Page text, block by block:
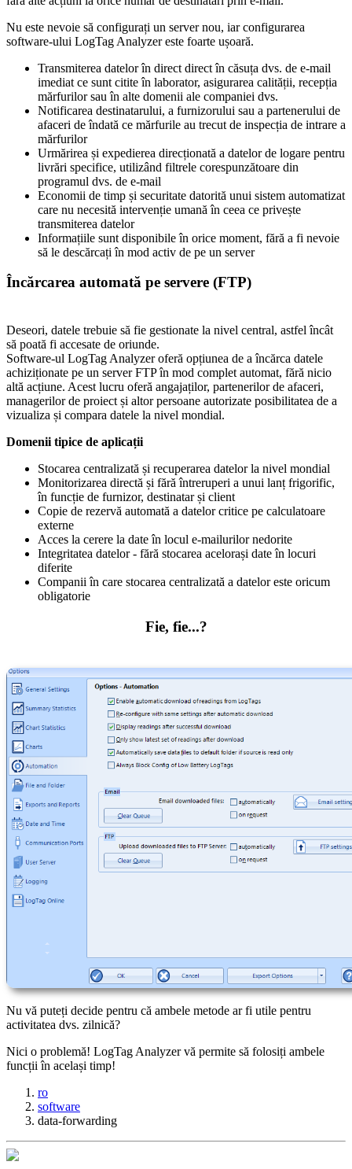
Nu este nevoie să configurați un server nou, iar configurarea
software-ului LogTag Analyzer este foarte ușoară.
Transmiterea datelor în direct direct în căsuța dvs. de e-mail
imediat ce sunt citite în laborator, asigurarea calității, recepția
mărfurilor sau în alte domenii ale companiei dvs.
Notificarea destinatarului, a furnizorului sau a partenerului de
afaceri de îndată ce mărfurile au trecut de inspecția de intrare a
mărfurilor
Urmărirea și expedierea direcționată a datelor de logare pentru
livrări specifice, utilizând filtrele corespunzătoare din
programul dvs. de e-mail
Economii de timp și securitate datorită unui sistem automatizat
care nu necesită intervenție umană în ceea ce privește
transmiterea datelor
Informațiile sunt disponibile în orice moment, fără a fi nevoie
să le descărcați în mod activ de pe un server
Încărcarea automată pe servere (FTP)
Deseori, datele trebuie să fie gestionate la nivel central, astfel încât
să poată fi accesate de oriunde.
Software-ul LogTag Analyzer oferă opțiunea de a încărca datele
achiziționate pe un server FTP în mod complet automat, fără nicio
altă acțiune. Acest lucru oferă angajaților, partenerilor de afaceri,
managerilor de proiect și altor persoane autorizate posibilitatea de a
vizualiza și compara datele la nivel mondial.
Domenii tipice de aplicații
Stocarea centralizată și recuperarea datelor la nivel mondial
Monitorizarea directă și fără întreruperi a unui lanț frigorific,
în funcție de furnizor, destinatar și client
Copie de rezervă automată a datelor critice pe calculatoare
externe
Acces la cerere la date în locul e-mailurilor nedorite
Integritatea datelor - fără stocarea acelorași date în locuri
diferite
Companii în care stocarea centralizată a datelor este oricum
obligatorie
Fie, fie...?
Nu vă puteți decide pentru că ambele metode ar fi utile pentru
activitatea dvs. zilnică?
Nici o problemă! LogTag Analyzer vă permite să folosiți ambele
funcții în același timp!
ro
software
data-forwarding